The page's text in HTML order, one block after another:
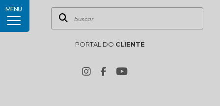
PORTAL DO CLIENTE
MENU